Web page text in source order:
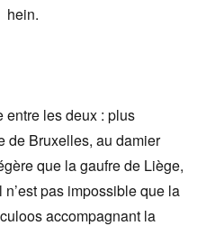
hein.
entre les deux : plus
de Bruxelles, au damier
que la gaufre de Liège,
pas impossible que la
accompagnant la